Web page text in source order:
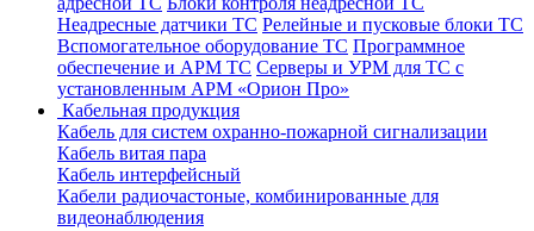
Неадресные датчики ТС Релейные и пусковые блоки ТС
Вспомогательное оборудование ТС Программное
обеспечение и АРМ ТС Серверы и УРМ для ТС с
установленным АРМ «Орион Про»
Кабельная продукция
Кабель для систем охранно-пожарной сигнализации
Кабель витая пара
Кабель интерфейсный
Кабели радиочастоные, комбинированные для
видеонаблюдения